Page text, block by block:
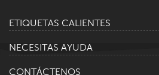
ETIQUETAS CALIENTES
NECESITAS AYUDA
CONTÁCTENOS